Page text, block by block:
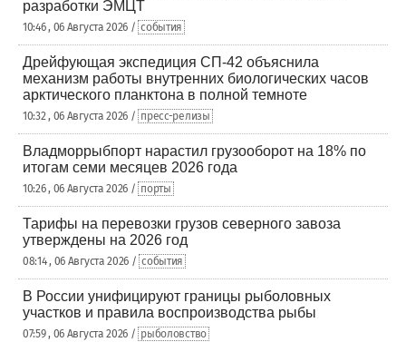
разработки ЭМЦТ
10:46 , 06 Августа 2026 / события
Дрейфующая экспедиция СП-42 объяснила
механизм работы внутренних биологических часов
арктического планктона в полной темноте
10:32 , 06 Августа 2026 / пресс-релизы
Владморрыбпорт нарастил грузооборот на 18% по
итогам семи месяцев 2026 года
10:26 , 06 Августа 2026 / порты
Тарифы на перевозки грузов северного завоза
утверждены на 2026 год
08:14 , 06 Августа 2026 / события
В России унифицируют границы рыболовных
участков и правила воспроизводства рыбы
07:59 , 06 Августа 2026 / рыболовство